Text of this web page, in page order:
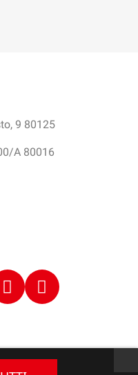
9 80125
A 80016